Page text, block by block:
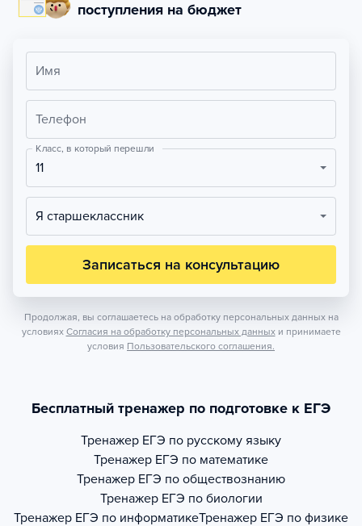
поступления на бюджет
Имя
Телефон
Класс, в который перешли
11
Я старшеклассник
Записаться на консультацию
Продолжая, вы соглашаетесь на обработку персональных данных на
условиях Согласия на обработку персональных данных и принимаете
условия Пользовательского соглашения.
Бесплатный тренажер по подготовке к ЕГЭ
Тренажер ЕГЭ по русскому языку
Тренажер ЕГЭ по математике
Тренажер ЕГЭ по обществознанию
Тренажер ЕГЭ по биологии
Тренажер ЕГЭ по информатикеТренажер ЕГЭ по физике